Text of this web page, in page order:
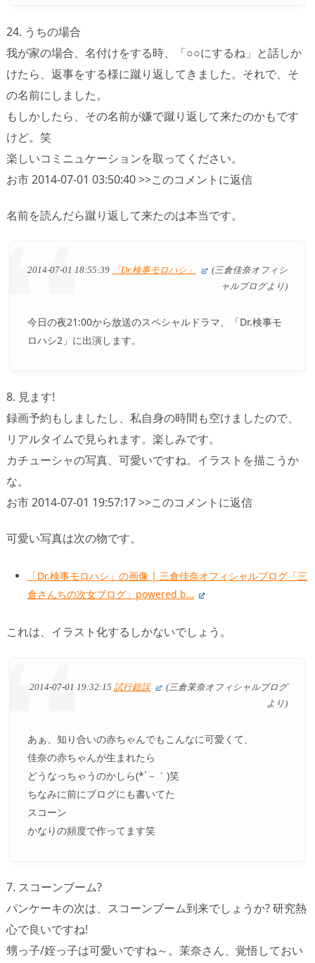
24. うちの場合
我が家の場合、名付けをする時、「○○にするね」と話しか
けたら、返事をする様に蹴り返してきました。それで、そ
の名前にしました。
もしかしたら、その名前が嫌で蹴り返して来たのかもです
けど。笑
楽しいコミニュケーションを取ってください。
お市 2014-07-01 03:50:40 >>このコメントに返信
名前を読んだら蹴り返して来たのは本当です。
2014-07-01 18:55:39 「Dr.検事モロハシ」
(三倉佳奈オフィシ
ャルブログより)
今日の夜21:00から放送のスペシャルドラマ、「Dr.検事モ
ロハシ2」に出演します。
8. 見ます!
録画予約もしましたし、私自身の時間も空けましたので、
リアルタイムで見られます。楽しみです。
カチューシャの写真、可愛いですね。イラストを描こうか
な。
お市 2014-07-01 19:57:17 >>このコメントに返信
可愛い写真は次の物です。
「Dr.検事モロハシ」の画像 | 三倉佳奈オフィシャルブログ「三
倉さんちの次女ブログ」powered b…
これは、イラスト化するしかないでしょう。
2014-07-01 19:32:15 試行錯誤
(三倉茉奈オフィシャルブログ
より)
あぁ、知り合いの赤ちゃんでもこんなに可愛くて、
佳奈の赤ちゃんが生まれたら
どうなっちゃうのかしら(*´－｀)笑
ちなみに前にブログにも書いてた
スコーン
かなりの頻度で作ってます笑
7. スコーンブーム?
パンケーキの次は、スコーンブーム到来でしょうか? 研究熱
心で良いですね!
甥っ子/姪っ子は可愛いですね～。茉奈さん、覚悟しておい